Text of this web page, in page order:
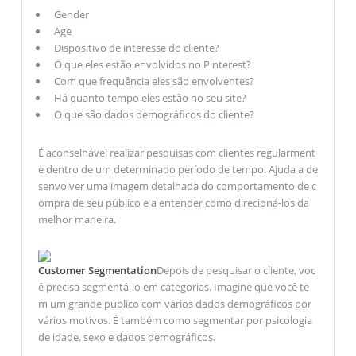
Gender
Age
Dispositivo de interesse do cliente?
O que eles estão envolvidos no Pinterest?
Com que frequência eles são envolventes?
Há quanto tempo eles estão no seu site?
O que são dados demográficos do cliente?
É aconselhável realizar pesquisas com clientes regularment
e dentro de um determinado período de tempo. Ajuda a de
senvolver uma imagem detalhada do comportamento de c
ompra de seu público e a entender como direcioná-los da
melhor maneira.
Customer SegmentationDepois de pesquisar o cliente, voc
ê precisa segmentá-lo em categorias. Imagine que você te
m um grande público com vários dados demográficos por
vários motivos. É também como segmentar por psicologia
de idade, sexo e dados demográficos.